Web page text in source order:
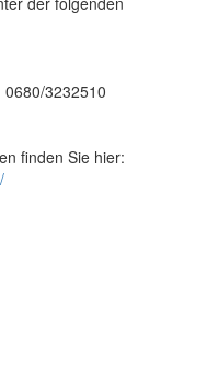
0680/3232510
finden Sie hier: